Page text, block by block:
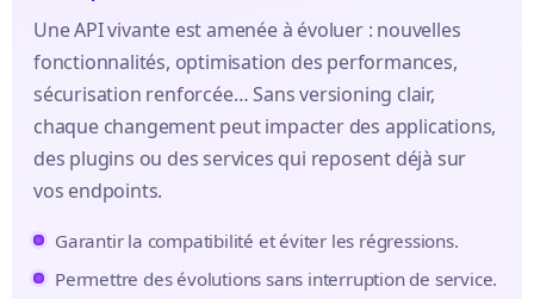
Une API vivante est amenée à évoluer : nouvelles
fonctionnalités, optimisation des performances,
sécurisation renforcée… Sans versioning clair,
chaque changement peut impacter des applications,
des plugins ou des services qui reposent déjà sur
vos endpoints.
Garantir la compatibilité et éviter les régressions.
Permettre des évolutions sans interruption de service.